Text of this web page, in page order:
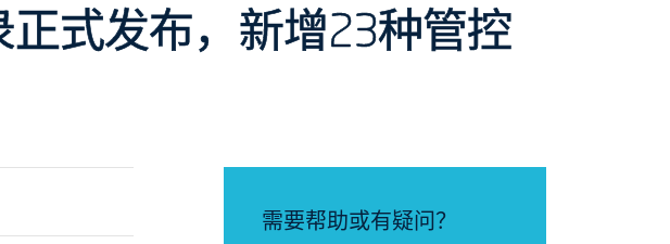
正式发布，新增23种管控
需要帮助或有疑问？